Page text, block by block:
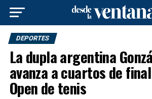
DEPORTES
La dupla argentina
avanza a cuartos de
Open de tenis